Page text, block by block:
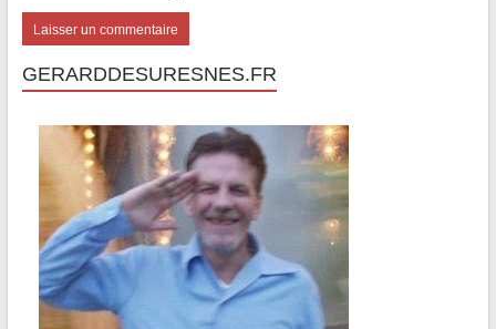
GERARDDESURESNES.FR